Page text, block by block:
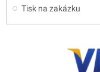
Tisk na zakázku